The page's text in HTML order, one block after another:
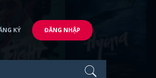
KÝ ĐĂNG NHẬP